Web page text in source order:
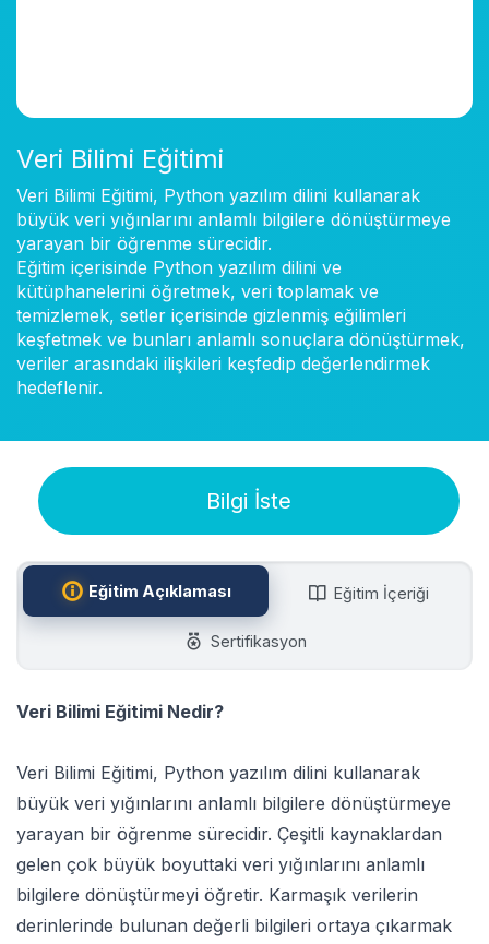
Veri Bilimi Eğitimi
Veri Bilimi Eğitimi, Python yazılım dilini kullanarak
büyük veri yığınlarını anlamlı bilgilere dönüştürmeye
yarayan bir öğrenme sürecidir.
Eğitim içerisinde Python yazılım dilini ve
kütüphanelerini öğretmek, veri toplamak ve
temizlemek, setler içerisinde gizlenmiş eğilimleri
keşfetmek ve bunları anlamlı sonuçlara dönüştürmek,
veriler arasındaki ilişkileri keşfedip değerlendirmek
hedeflenir.
Bilgi İste
Eğitim Açıklaması Eğitim İçeriği
Sertifikasyon
Veri Bilimi Eğitimi Nedir?
Veri Bilimi Eğitimi, Python yazılım dilini kullanarak
büyük veri yığınlarını anlamlı bilgilere dönüştürmeye
yarayan bir öğrenme sürecidir. Çeşitli kaynaklardan
gelen çok büyük boyuttaki veri yığınlarını anlamlı
bilgilere dönüştürmeyi öğretir. Karmaşık verilerin
derinlerinde bulunan değerli bilgileri ortaya çıkarmak